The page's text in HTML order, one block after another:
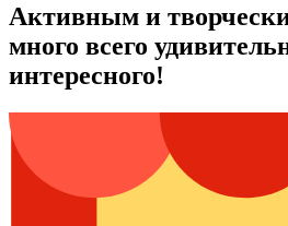
Активным и
много всего
интересного!